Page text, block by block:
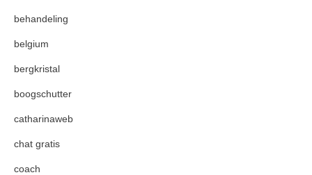
behandeling
belgium
bergkristal
boogschutter
catharinaweb
chat gratis
coach